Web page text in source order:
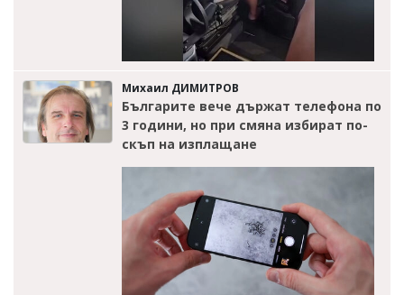
Михаил ДИМИТРОВ
Българите вече държат телефона по
3 години, но при смяна избират по-
скъп на изплащане